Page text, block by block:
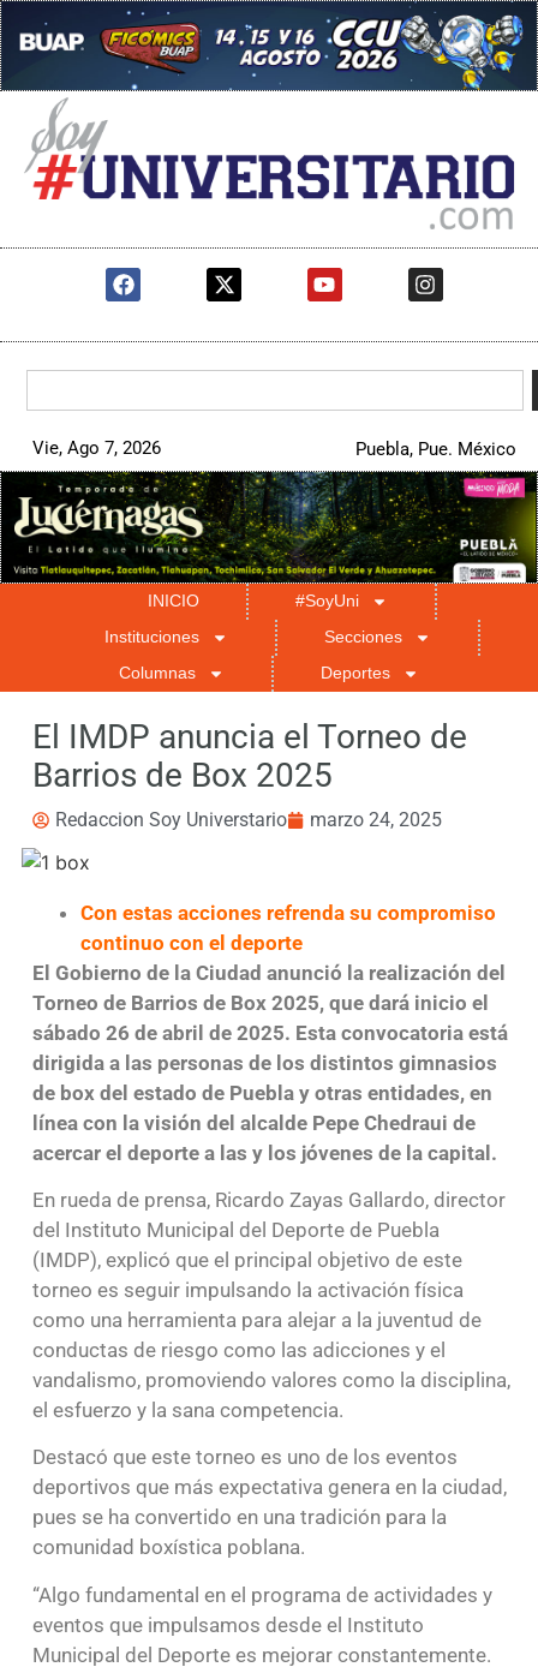
Vie, Ago 7, 2026 Puebla, Pue. México
INICIO
#SoyUni
Instituciones
Secciones
Columnas
Deportes
El IMDP anuncia el Torneo de
Barrios de Box 2025
Redaccion Soy Universtario marzo 24, 2025
Con estas acciones refrenda su compromiso
continuo con el deporte
El Gobierno de la Ciudad anunció la realización del
Torneo de Barrios de Box 2025, que dará inicio el
sábado 26 de abril de 2025. Esta convocatoria está
dirigida a las personas de los distintos gimnasios
de box del estado de Puebla y otras entidades, en
línea con la visión del alcalde Pepe Chedraui de
acercar el deporte a las y los jóvenes de la capital.
En rueda de prensa, Ricardo Zayas Gallardo, director
del Instituto Municipal del Deporte de Puebla
(IMDP), explicó que el principal objetivo de este
torneo es seguir impulsando la activación física
como una herramienta para alejar a la juventud de
conductas de riesgo como las adicciones y el
vandalismo, promoviendo valores como la disciplina,
el esfuerzo y la sana competencia.
Destacó que este torneo es uno de los eventos
deportivos que más expectativa genera en la ciudad,
pues se ha convertido en una tradición para la
comunidad boxística poblana.
“Algo fundamental en el programa de actividades y
eventos que impulsamos desde el Instituto
Municipal del Deporte es mejorar constantemente.